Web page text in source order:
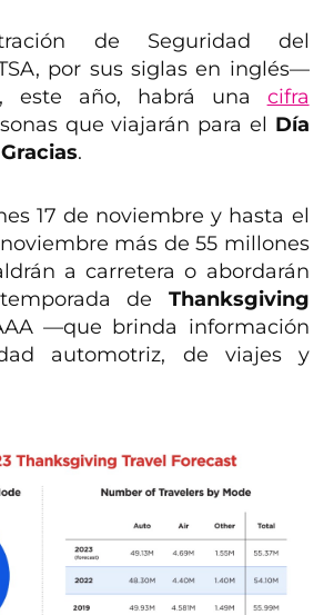
de Seguridad del
por sus siglas en inglés—
este año, habrá una cifra
que viajarán para el Día
.
17 de noviembre y hasta el
más de 55 millones
a carretera o abordarán
de Thanksgiving
—que brinda información
automotriz, de viajes y